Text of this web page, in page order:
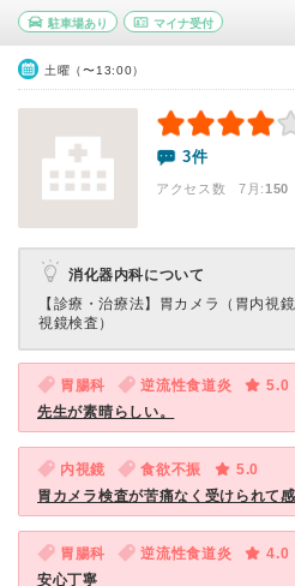
駐車場あり マイナ受付
土曜（〜13:00）
3件
アクセス数 7月:150
消化器内科について
【診療・治療法】 胃カメラ（胃内視
視鏡検査）
胃腸科 逆流性食道炎
5.0
先生が素晴らしい。
内視鏡 食欲不振
5.0
胃カメラ検査が苦痛なく受けられて
胃腸科 逆流性食道炎
4.0
安心丁寧